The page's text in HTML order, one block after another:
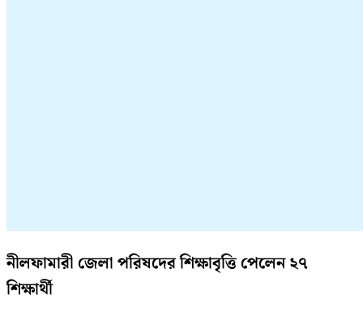
নীলফামারী জেলা পরিষদের শিক্ষাবৃত্তি পেলেন ২৭
শিক্ষার্থী